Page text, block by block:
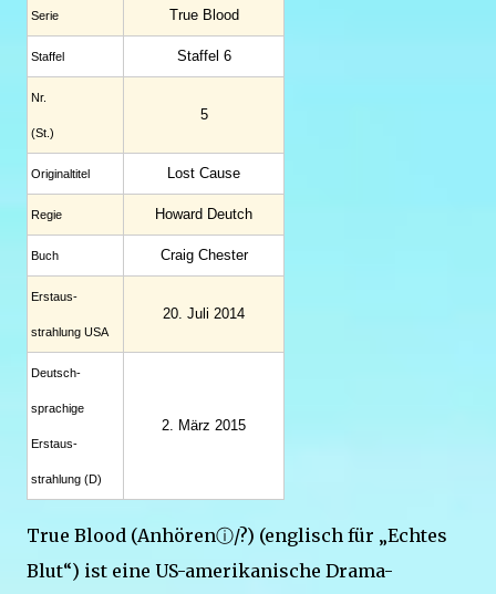
Serie True Blood
Staffel Staffel 6
Nr.
(St.)
5
Original­titel Lost Cause
Regie Howard Deutch
Buch Craig Chester
Erstaus­
strahlung USA
20. Juli 2014
Deutsch­
sprachige
Erstaus­
strahlung (D)
2. März 2015
True Blood (Anhörenⓘ/?) (englisch für „Echtes
Blut“) ist eine US-amerikanische Drama-